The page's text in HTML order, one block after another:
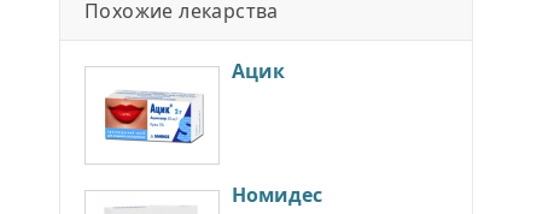
Похожие лекарства
Ацик
Номидес